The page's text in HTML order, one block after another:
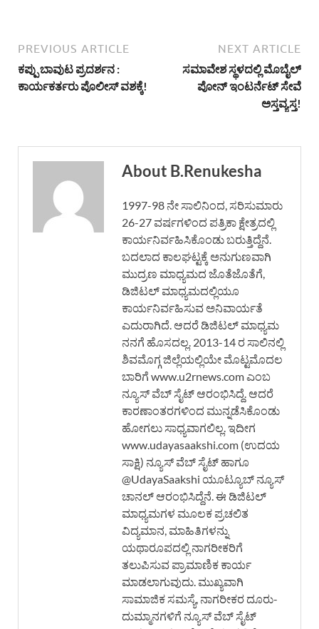
PREVIOUS ARTICLE
ಕಪ್ಪು ಬಾವುಟ ಪ್ರದರ್ಶನ :
ಕಾರ್ಯಕರ್ತರು ಪೊಲೀಸ್ ವಶಕ್ಕೆ!
NEXT ARTICLE
ಸಮಾವೇಶ ಸ್ಥಳದಲ್ಲಿ ಮೊಬೈಲ್
ಪೋನ್ ಇಂಟರ್ನೆಟ್ ಸೇವೆ
ಅಸ್ತವ್ಯಸ್ತ!
About B.Renukesha
1997-98 ನೇ ಸಾಲಿನಿಂದ, ಸರಿಸುಮಾರು
26-27 ವರ್ಷಗಳಿಂದ ಪತ್ರಿಕಾ ಕ್ಷೇತ್ರದಲ್ಲಿ
ಕಾರ್ಯನಿರ್ವಹಿಸಿಕೊಂಡು ಬರುತ್ತಿದ್ದೆನೆ.
ಬದಲಾದ ಕಾಲಘಟ್ಟಕ್ಕೆ ಅನುಗುಣವಾಗಿ
ಮುದ್ರಣ ಮಾಧ್ಯಮದ ಜೊತೆಜೊತೆಗೆ,
ಡಿಜಿಟಲ್ ಮಾಧ್ಯಮದಲ್ಲಿಯೂ
ಕಾರ್ಯನಿರ್ವಹಿಸುವ ಅನಿವಾರ್ಯತೆ
ಎದುರಾಗಿದೆ. ಆದರೆ ಡಿಜಿಟಲ್ ಮಾಧ್ಯಮ
ನನಗೆ ಹೊಸದಲ್ಲ. 2013-14 ರ ಸಾಲಿನಲ್ಲಿ
ಶಿವಮೊಗ್ಗ ಜಿಲ್ಲೆಯಲ್ಲಿಯೇ ಮೊಟ್ಟಮೊದಲ
ಬಾರಿಗೆ www.u2rnews.com ಎಂಬ
ನ್ಯೂಸ್ ವೆಬ್ ಸೈಟ್ ಆರಂಭಿಸಿದ್ದೆ. ಆದರೆ
ಕಾರಣಾಂತರಗಳಿಂದ ಮುನ್ನಡೆಸಿಕೊಂಡು
ಹೋಗಲು ಸಾಧ್ಯವಾಗಲಿಲ್ಲ. ಇದೀಗ
www.udayasaakshi.com (ಉದಯ
ಸಾಕ್ಷಿ) ನ್ಯೂಸ್ ವೆಬ್ ಸೈಟ್ ಹಾಗೂ
@UdayaSaakshi ಯೂಟ್ಯೂಬ್ ನ್ಯೂಸ್
ಚಾನಲ್ ಆರಂಭಿಸಿದ್ದೆನೆ. ಈ ಡಿಜಿಟಲ್
ಮಾಧ್ಯಮಗಳ ಮೂಲಕ ಪ್ರಚಲಿತ
ವಿದ್ಯಮಾನ, ಮಾಹಿತಿಗಳನ್ನು
ಯಥಾರೂಪದಲ್ಲಿ ನಾಗರೀಕರಿಗೆ
ತಲುಪಿಸುವ ಪ್ರಾಮಾಣಿಕ ಕಾರ್ಯ
ಮಾಡಲಾಗುವುದು. ಮುಖ್ಯವಾಗಿ
ಸಾಮಾಜಿಕ ಸಮಸ್ಯೆ, ನಾಗರೀಕರ ದೂರು-
ದುಮ್ಮಾನಗಳಿಗೆ ನ್ಯೂಸ್ ವೆಬ್ ಸೈಟ್